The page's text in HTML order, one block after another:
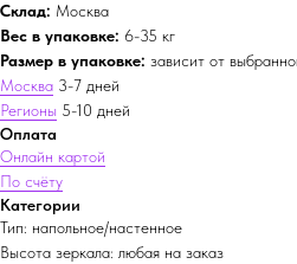
Склад: Москва
Вес в упаковке: 6-35 кг
Размер в упаковке: зависит от
Москва 3-7 дней
Регионы 5-10 дней
Оплата
Онлайн картой
По счёту
Категории
Тип: напольное/настенное
Высота зеркала: любая на заказ